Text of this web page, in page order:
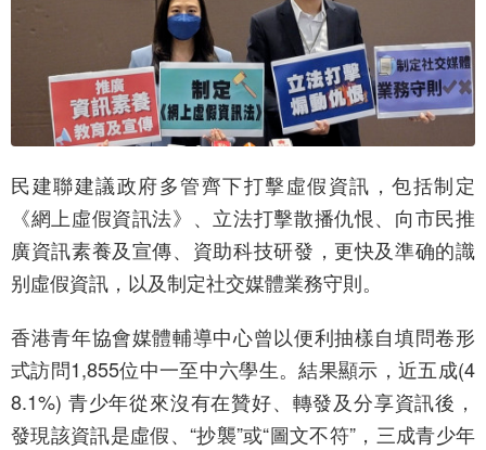
民建聯建議政府多管齊下打擊虛假資訊，包括制定
《網上虛假資訊法》、立法打擊散播仇恨、向市民推
廣資訊素養及宣傳、資助科技研發，更快及準确的識
别虛假資訊，以及制定社交媒體業務守則。
香港青年協會媒體輔導中心曾以便利抽樣自填問卷形
式訪問1,855位中一至中六學生。結果顯示，近五成(4
8.1%) 青少年從來沒有在贊好、轉發及分享資訊後，
發現該資訊是虛假、“抄襲”或“圖文不符”，三成青少年